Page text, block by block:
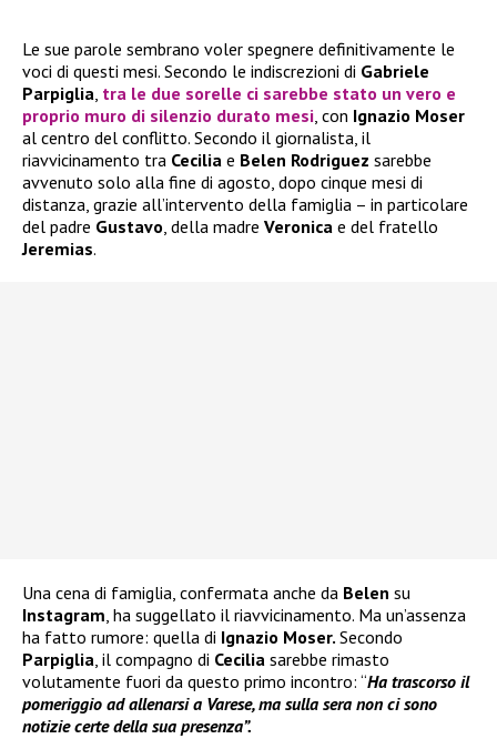
Le sue parole sembrano voler spegnere definitivamente le
voci di questi mesi. Secondo le indiscrezioni di Gabriele
Parpiglia tra le due sorelle ci sarebbe stato un vero e
proprio muro di silenzio durato mesi , con Ignazio Moser
al centro del conflitto. Secondo il giornalista, il
riavvicinamento tra Cecilia e Belen Rodriguez sarebbe
avvenuto solo alla fine di agosto, dopo cinque mesi di
distanza, grazie all’intervento della famiglia – in particolare
del padre Gustavo , della madre Veronica e del fratello
Jeremias.
Una cena di famiglia, confermata anche da Belen su
Instagram , ha suggellato il riavvicinamento. Ma un’assenza
ha fatto rumore: quella di Ignazio Moser. Secondo
Parpiglia , il compagno di Cecilia sarebbe rimasto
volutamente fuori da questo primo incontro: “Ha trascorso il
pomeriggio ad allenarsi a Varese, ma sulla sera non ci sono
notizie certe della sua presenza”.